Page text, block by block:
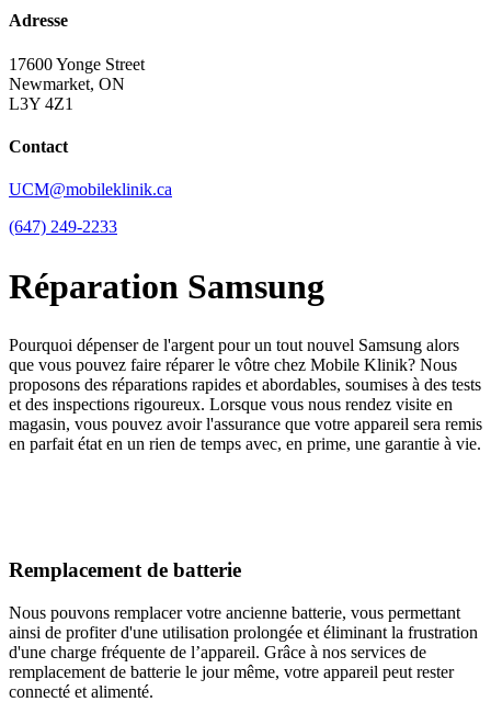
Adresse
17600 Yonge Street
Newmarket, ON
L3Y 4Z1
Contact
UCM@mobileklinik.ca
(647) 249-2233
Réparation Samsung
Pourquoi dépenser de l'argent pour un tout nouvel Samsung alors
que vous pouvez faire réparer le vôtre chez Mobile Klinik? Nous
proposons des réparations rapides et abordables, soumises à des tests
et des inspections rigoureux. Lorsque vous nous rendez visite en
magasin, vous pouvez avoir l'assurance que votre appareil sera remis
en parfait état en un rien de temps avec, en prime, une garantie à vie.
Remplacement de batterie
Nous pouvons remplacer votre ancienne batterie, vous permettant
ainsi de profiter d'une utilisation prolongée et éliminant la frustration
d'une charge fréquente de l’appareil. Grâce à nos services de
remplacement de batterie le jour même, votre appareil peut rester
connecté et alimenté.